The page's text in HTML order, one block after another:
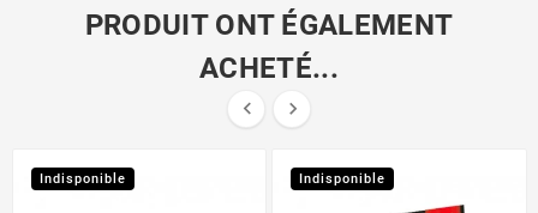
PRODUIT ONT ÉGALEMENT
ACHETÉ...
 
Indisponible Indisponible